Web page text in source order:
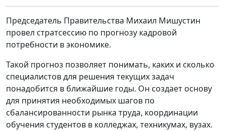
Председатель Правительства Михаил Мишустин
провел стратсессию по прогнозу кадровой
потребности в экономике.
Такой прогноз позволяет понимать, каких и сколько
специалистов для решения текущих задач
понадобится в ближайшие годы. Он создает основу
для принятия необходимых шагов по
сбалансированности рынка труда, координации
обучения студентов в колледжах, техникумах, вузах.